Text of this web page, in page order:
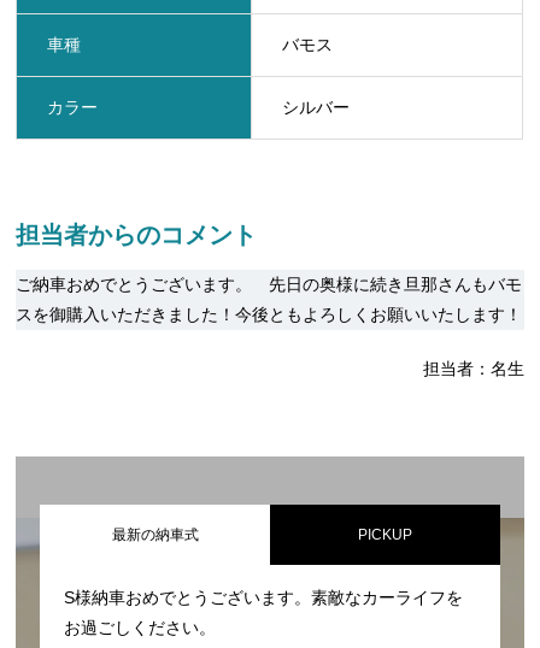
車種 バモス
カラー シルバー
担当者からのコメント
ご納車おめでとうございます。 先日の奥様に続き旦那さんもバモ
スを御購入いただきました！今後ともよろしくお願いいたします！
担当者：名生
最新の納車式 PICKUP
S様納車おめでとうございます。素敵なカーライフを
お過ごしください。